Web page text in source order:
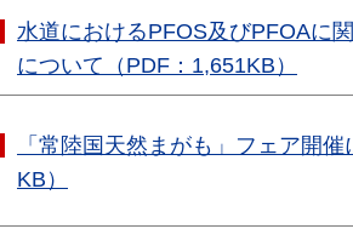
水道におけるPFOS及びPFOAに
について（PDF：1,651KB）
「常陸国天然まがも」フェア開
KB）